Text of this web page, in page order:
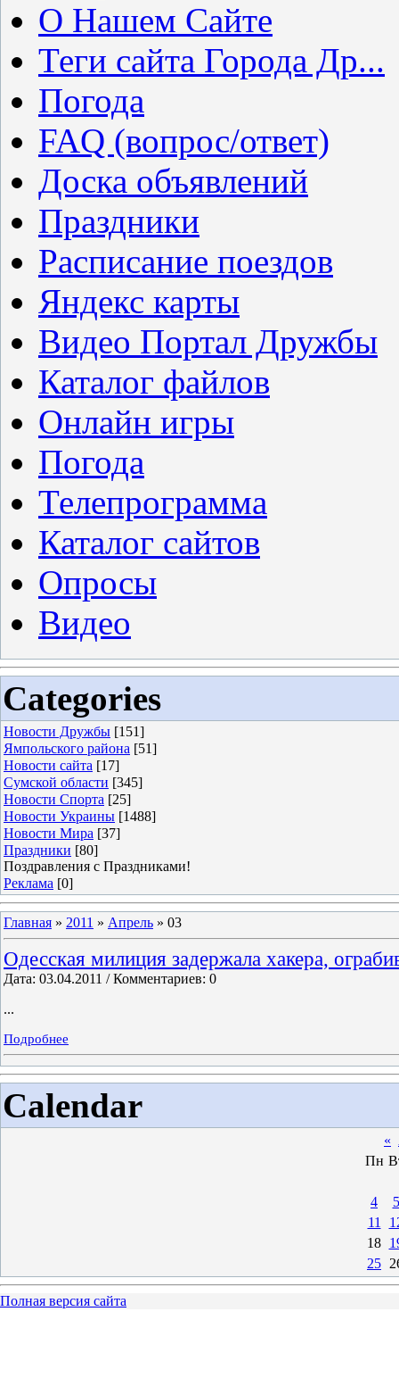
О Нашем Сайте
Теги сайта Города Др...
Погода
FAQ (вопрос/ответ)
Доска объявлений
Праздники
Расписание поездов
Яндекс карты
Видео Портал Дружбы
Каталог файлов
Онлайн игры
Погода
Телепрограмма
Каталог сайтов
Опросы
Видео
Categories
Новости Дружбы [151]
Ямпольского района [51]
Новости сайта [17]
Сумской области [345]
Новости Спорта [25]
Новости Украины [1488]
Новости Мира [37]
Праздники [80]
Поздравления с Праздниками!
Реклама [0]
Главная » 2011 » Апрель » 03
Одесская милиция задержала хакера,
Дата: 03.04.2011 / Комментариев: 0
...
Подробнее
Calendar
«
Пн
4
5
11
18
25
Полная версия сайта